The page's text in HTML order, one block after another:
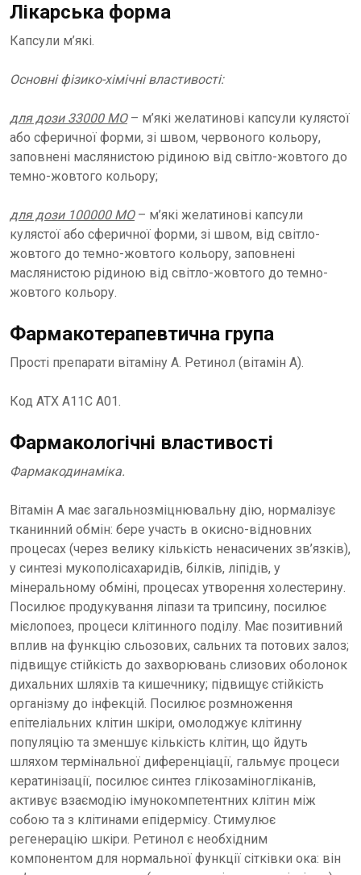
Лікарська форма
Капсули м’які.
Основні фізико-хімічні властивості:
для дози 33000 МО– м’які желатинові капсули кулястої
або сферичної форми, зі швом, червоного кольору,
заповнені маслянистою рідиною від світло-жовтого до
темно-жовтого кольору;
для дози 100000 МО– м’які желатинові капсули
кулястої або сферичної форми, зі швом, від світло-
жовтого до темно-жовтого кольору, заповнені
маслянистою рідиною від світло-жовтого до темно-
жовтого кольору.
Фармакотерапевтична група
Прості препарати вітаміну А. Ретинол (вітамін А).
Код АТХ А11С А01.
Фармакологічні властивості
Фармакодинаміка.
Вітамін А має загальнозміцнювальну дію, нормалізує
тканинний обмін: бере участь в окисно-відновних
процесах (через велику кількість ненасичених зв’язків),
у синтезі мукополісахаридів, білків, ліпідів, у
мінеральному обміні, процесах утворення холестерину.
Посилює продукування ліпази та трипсину, посилює
мієлопоез, процеси клітинного поділу. Має позитивний
вплив на функцію сльозових, сальних та потових залоз;
підвищує стійкість до захворювань слизових оболонок
дихальних шляхів та кишечнику; підвищує стійкість
організму до інфекцій. Посилює розмноження
епітеліальних клітин шкіри, омолоджує клітинну
популяцію та зменшує кількість клітин, що йдуть
шляхом термінальної диференціації, гальмує процеси
кератинізації, посилює синтез глікозаміногліканів,
активує взаємодію імунокомпетентних клітин між
собою та з клітинами епідермісу. Стимулює
регенерацію шкіри. Ретинол є необхідним
компонентом для нормальної функції сітківки ока: він